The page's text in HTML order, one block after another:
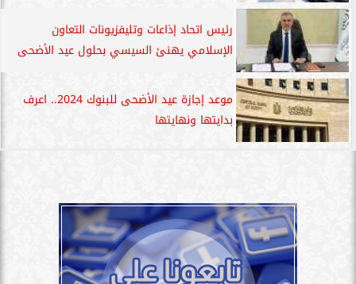
رئيس اتحاد إذاعات وتليفزيونات التعاون
الإسلامي يهنئ السيسي بحلول عيد الأضحى
موعد إجازة عيد الأضحى للبنوك 2024.. اعرف
بدايتها ونهايتها